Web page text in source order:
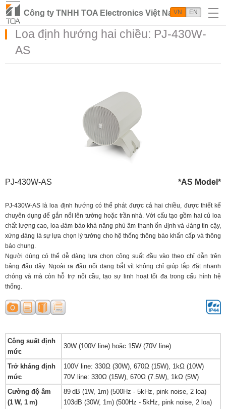
Công ty TNHH TOA Electronics Việt Nam
VN EN
Loa định hướng hai chiều: PJ-430W-
AS
PJ-430W-AS *AS Model*
PJ-430W-AS là loa định hướng có thể phát được cả hai chiều, được thiết kế
chuyên dụng để gắn nổi lên tường hoặc trần nhà. Với cấu tạo gồm hai củ loa
chất lượng cao, loa đảm bảo khả năng phủ âm thanh ổn định và đáng tin cậy,
xứng đáng là sự lựa chọn lý tưởng cho hệ thống thông báo khẩn cấp và thông
báo chung.
Người dùng có thể dễ dàng lựa chọn công suất đầu vào theo chỉ dẫn trên
bảng đấu dây. Ngoài ra đầu nối dạng bắt vít không chỉ giúp lắp đặt nhanh
chóng và mà còn hỗ trợ nối cầu, tạo sự linh hoạt tối đa trong cấu hình hệ
thống.
Công suất định
mức
30W (100V line) hoặc 15W (70V line)
Trở kháng định
mức
100V line: 330Ω (30W), 670Ω (15W), 1kΩ (10W)
70V line: 330Ω (15W), 670Ω (7.5W), 1kΩ (5W)
Cường độ âm
(1 W, 1 m)
89 dB (1W, 1m) (500Hz - 5kHz, pink noise, 2 loa)
103dB (30W, 1m) (500Hz - 5kHz, pink noise, 2 loa)